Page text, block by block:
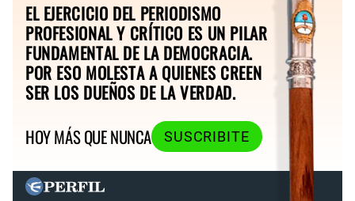
EL EJERCICIO DEL PERIODISMO
PROFESIONAL Y CRÍTICO ES UN PILAR
FUNDAMENTAL DE LA DEMOCRACIA.
POR ESO MOLESTA A QUIENES CREEN
SER LOS DUEÑOS DE LA VERDAD.
HOY MÁS QUE NUNCA
SUSCRIBITE